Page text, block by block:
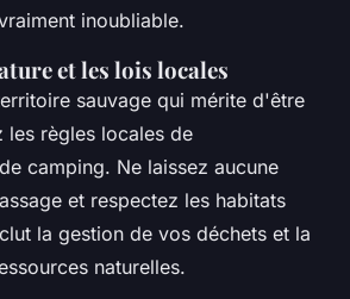
inoubliable.
et les lois locales
sauvage qui mérite d'être
les règles locales de
camping. Ne laissez aucune
et respectez les habitats
la gestion de vos déchets et la
naturelles.